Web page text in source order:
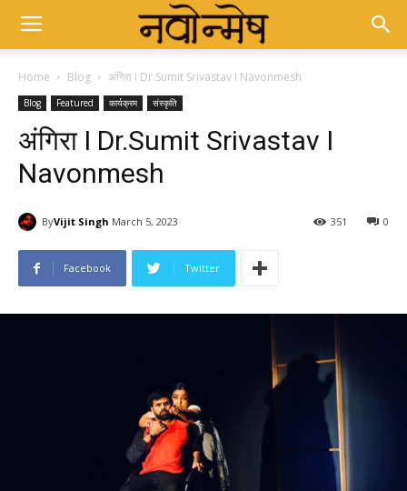
Home Blog अंगिरा I Dr.Sumit Srivastav I Navonmesh
Blog Featured कार्यक्रम संस्कृति
अंगिरा I Dr.Sumit Srivastav I
Navonmesh
ByVijit Singh March 5, 2023 0
351
Facebook Twitter